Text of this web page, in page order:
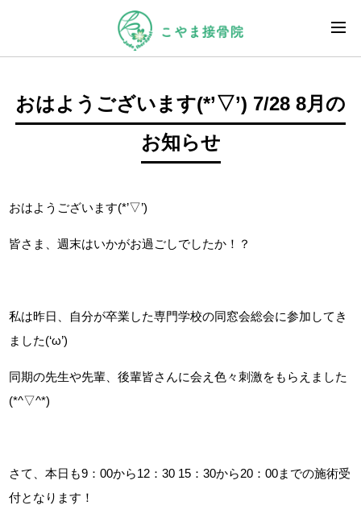
おはようございます(*’▽’) 7/28 8月の
お知らせ
おはようございます(*’▽’)
皆さま、週末はいかがお過ごしでしたか！？
私は昨日、自分が卒業した専門学校の同窓会総会に参加してき
ました(‘ω’)
同期の先生や先輩、後輩皆さんに会え色々刺激をもらえました
(*^▽^*)
さて、本日も9：00から12：30 15：30から20：00までの施術受
付となります！